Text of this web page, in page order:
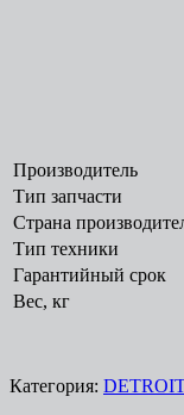
Производитель
Тип запчасти
Страна
Тип техники
Гарантийный срок
Вес, кг
Категория: